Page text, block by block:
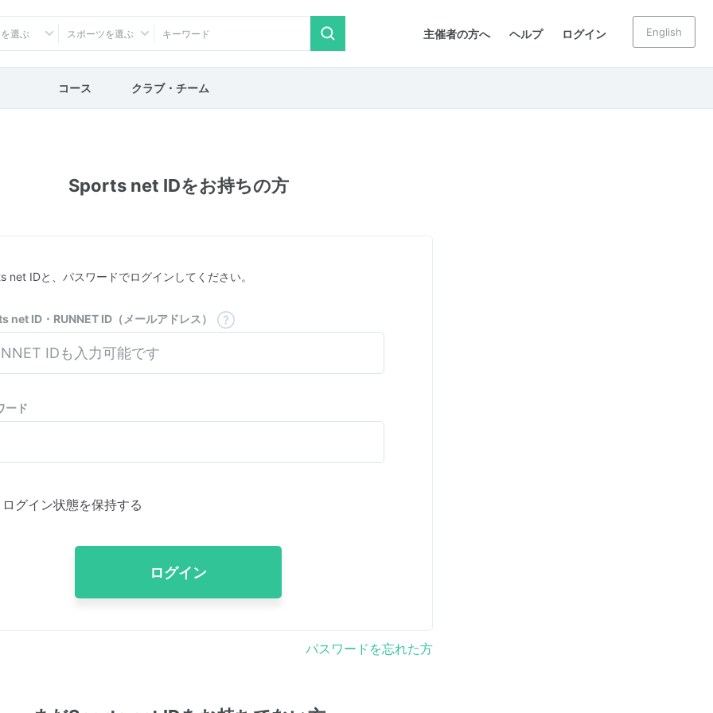
主催者の方へ ヘルプ ログイン
選ぶ スポーツを選ぶ English
コース クラブ・チーム
Sports net IDをお持ちの方
net IDと、パスワードでログインしてください。
net ID・RUNNET ID（メールアドレス）
ード
ログイン状態を保持する
ログイン
パスワードを忘れた方